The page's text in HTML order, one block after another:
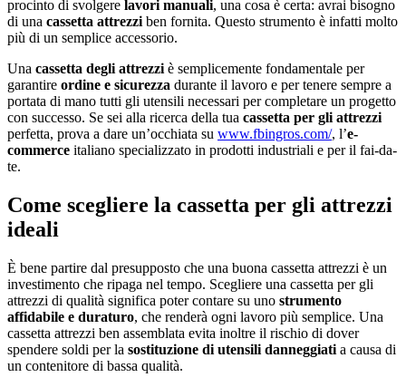
procinto di svolgere lavori manuali, una cosa è certa: avrai bisogno
di una cassetta attrezzi ben fornita. Questo strumento è infatti molto
più di un semplice accessorio.
Una cassetta degli attrezzi è semplicemente fondamentale per
garantire ordine e sicurezza durante il lavoro e per tenere sempre a
portata di mano tutti gli utensili necessari per completare un progetto
con successo. Se sei alla ricerca della tua cassetta per gli attrezzi
perfetta, prova a dare un’occhiata su www.fbingros.com/, l’e-
commerce italiano specializzato in prodotti industriali e per il fai-da-
te.
Come scegliere la cassetta per gli attrezzi
ideali
È bene partire dal presupposto che una buona cassetta attrezzi è un
investimento che ripaga nel tempo. Scegliere una cassetta per gli
attrezzi di qualità significa poter contare su uno strumento
affidabile e duraturo, che renderà ogni lavoro più semplice. Una
cassetta attrezzi ben assemblata evita inoltre il rischio di dover
spendere soldi per la sostituzione di utensili danneggiati a causa di
un contenitore di bassa qualità.